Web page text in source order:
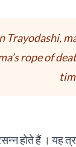
Trayodashi,
rope of
होते हैं । यह